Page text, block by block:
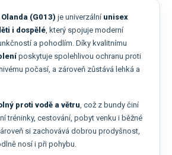
(G013) je univerzální unisex
i dospělé, který spojuje moderní
a pohodlím. Díky kvalitnímu
poskytuje spolehlivou ochranu proti
počasí, a zároveň zůstává lehká a
proti vodě a větru, což z bundy činí
tréninky, cestování, pobyt venku i běžné
si zachovává dobrou prodyšnost,
nosí i při pohybu.